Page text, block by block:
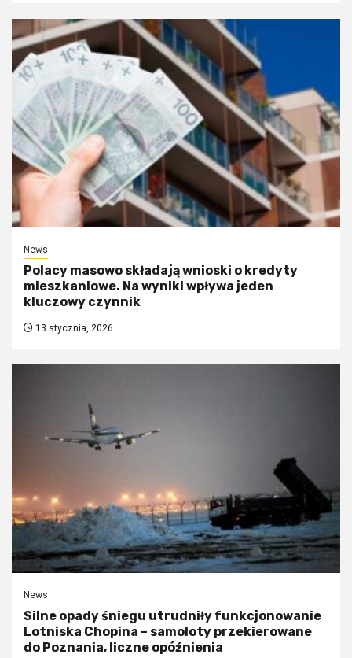
News
Polacy masowo składają wnioski o kredyty
mieszkaniowe. Na wyniki wpływa jeden
kluczowy czynnik
13 stycznia, 2026
News
Silne opady śniegu utrudniły funkcjonowanie
Lotniska Chopina – samoloty przekierowane
do Poznania, liczne opóźnienia